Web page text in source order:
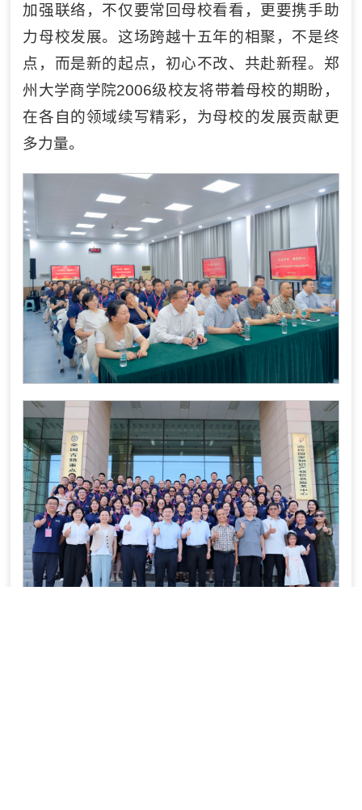
加强联络，不仅要常回母校看看，更要携手助
力母校发展。这场跨越十五年的相聚，不是终
点，而是新的起点，初心不改、共赴新程。郑
州大学商学院2006级校友将带着母校的期盼，
在各自的领域续写精彩，为母校的发展贡献更
多力量。